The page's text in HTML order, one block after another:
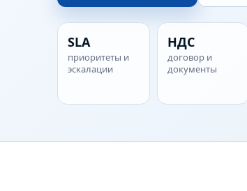
SLA
приоритеты и
эскалации
НДС
договор и
документы